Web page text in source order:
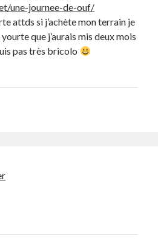
une-journee-de-ouf/
attds si j’achète mon terrain je
que j’aurais mis deux mois
pas très bricolo